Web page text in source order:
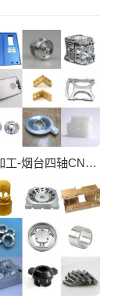
四轴CNC加工-烟台四轴CNC数控加工